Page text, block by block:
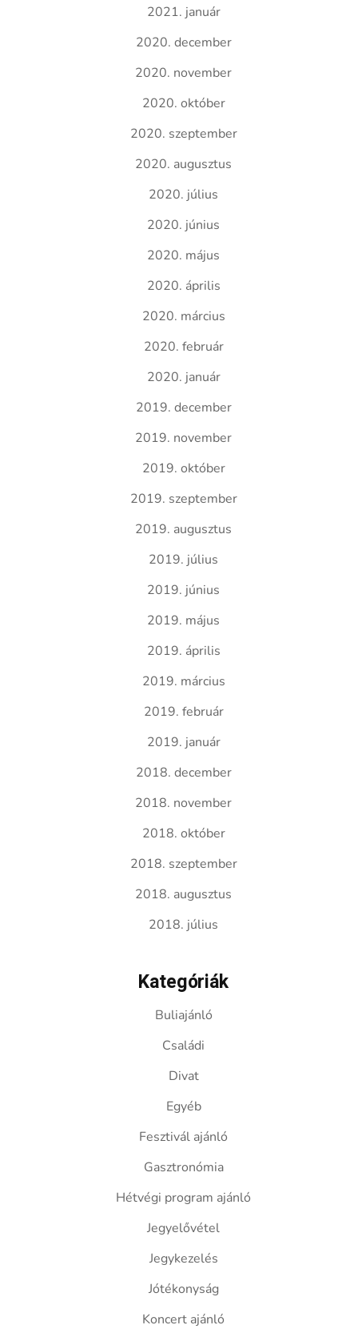
2021. január
2020. december
2020. november
2020. október
2020. szeptember
2020. augusztus
2020. július
2020. június
2020. május
2020. április
2020. március
2020. február
2020. január
2019. december
2019. november
2019. október
2019. szeptember
2019. augusztus
2019. július
2019. június
2019. május
2019. április
2019. március
2019. február
2019. január
2018. december
2018. november
2018. október
2018. szeptember
2018. augusztus
2018. július
Kategóriák
Buliajánló
Családi
Divat
Egyéb
Fesztivál ajánló
Gasztronómia
Hétvégi program ajánló
Jegyelővétel
Jegykezelés
Jótékonyság
Koncert ajánló